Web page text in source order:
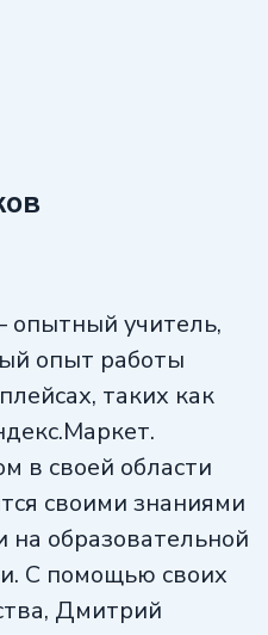
учитель,
опыт работы
таких как
в своей области
своими знаниями
на образовательной
С помощью своих
Дмитрий